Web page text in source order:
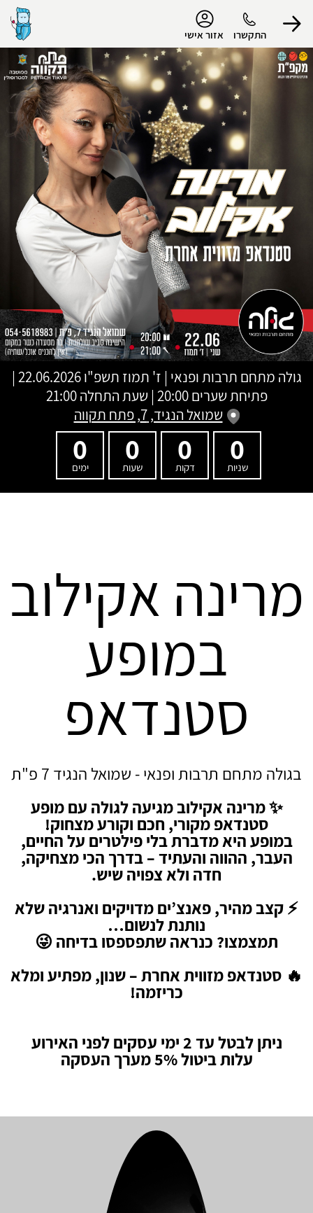
התקשרו אזור אישי
הפרופיל שלי
התנתק
גולה מתחם תרבות ופנאי | ז' תמוז תשפ"ו
22.06.2026 |
פתיחת שערים 20:00 | שעת התחלה 21:00
שמואל הנגיד, 7, פתח תקווה
0
שניות
0
דקות
0
שעות
0
ימים
מרינה אקילוב
במופע
סטנדאפ
בגולה מתחם תרבות ופנאי - שמואל הנגיד 7 פ"ת
✨ מרינה אקילוב מגיעה לגולה עם מופע
סטנדאפ מקורי, חכם וקורע מצחוק!
במופע היא מדברת בלי פילטרים על החיים,
העבר, ההווה והעתיד – בדרך הכי מצחיקה,
חדה ולא צפויה שיש.
⚡ קצב מהיר, פאנצ’ים מדויקים ואנרגיה שלא
נותנת לנשום…
תמצמצו? כנראה שתפספסו בדיחה 😜
🔥 סטנדאפ מזווית אחרת – שנון, מפתיע ומלא
כריזמה!
ניתן לבטל עד 2 ימי עסקים לפני האירוע
עלות ביטול 5% מערך העסקה